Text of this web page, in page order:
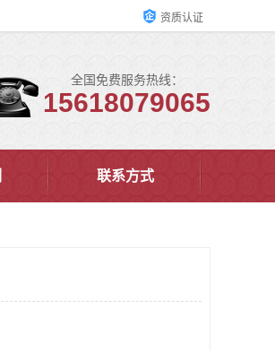
资质认证
全国免费服务热线：
15618079065
联系方式